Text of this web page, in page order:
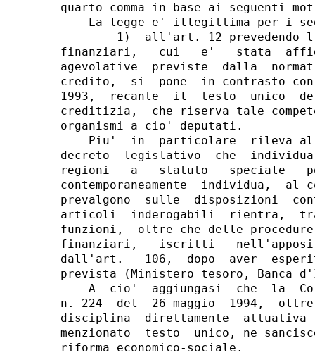
quarto comma in base ai seguenti
La legge e' illegittima per i
1)  all'art. 12 prevedendo
finanziari,   cui   e'   stata
agevolative  previste  dalla
credito,  si  pone  in contrasto
1993,  recante  il  testo  unico
creditizia,  che riserva tale
organismi a cio' deputati.
Piu'  in  particolare  rileva
decreto  legislativo  che
regioni   a   statuto   speciale
contemporaneamente  individua,  al
prevalgono  sulle  disposizioni
articoli  inderogabili  rientra,
funzioni,  oltre che delle
finanziari,   iscritti
dall'art.   106,  dopo  aver
prevista (Ministero tesoro, Banca
A  cio'  aggiungasi  che  la
n. 224  del  26 maggio  1994,
disciplina  direttamente  attuativa
menzionato  testo  unico, ne
riforma economico-sociale.